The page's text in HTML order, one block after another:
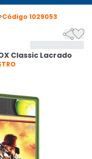
>Código 1029053

Classic Lacrado